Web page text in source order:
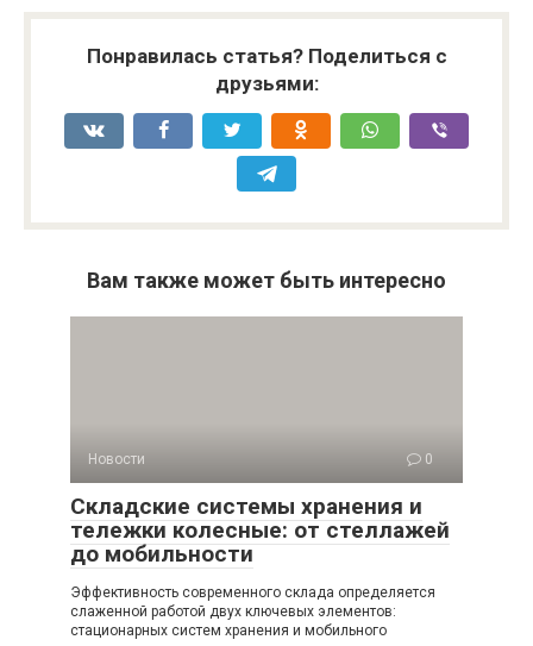
Понравилась статья? Поделиться с
друзьями:
Вам также может быть интересно
Новости 0
Складские системы хранения и
тележки колесные: от стеллажей
до мобильности
Эффективность современного склада определяется
слаженной работой двух ключевых элементов:
стационарных систем хранения и мобильного